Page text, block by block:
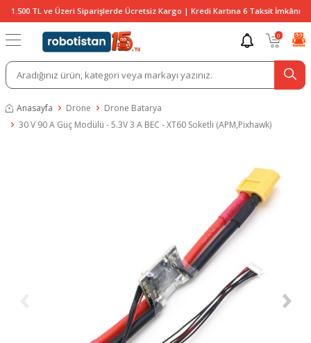
1.500 TL ve Üzeri Siparişlerde Ücretsiz Kargo | Kredi Kartına 6 Taksit İmkânı
0
Anasayfa Drone
Drone Batarya
30 V 90 A Güç Modülü - 5.3V 3 A BEC - XT60 Soketli (APM,Pixhawk)